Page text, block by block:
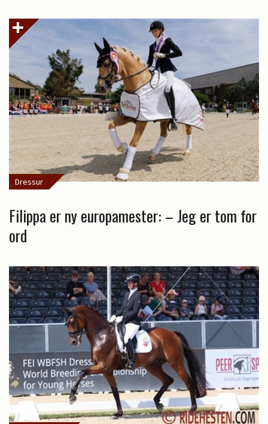
Dressur
Filippa er ny europamester: – Jeg er tom for
ord